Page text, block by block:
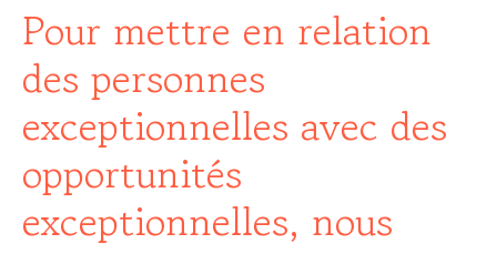
Pour mettre en relation
des personnes
exceptionnelles avec des
opportunités
exceptionnelles, nous